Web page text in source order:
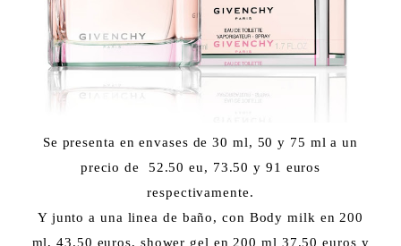
Se presenta en envases de 30 ml, 50 y 75 ml a un
precio de 52.50 eu, 73.50 y 91 euros
respectivamente.
Y junto a una linea de baño, con Body milk en 200
ml, 43.50 euros, shower gel en 200 ml 37.50 euros y